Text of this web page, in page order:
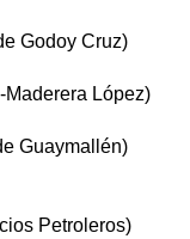
Godoy Cruz)
López)
Guaymallén)
Petroleros)